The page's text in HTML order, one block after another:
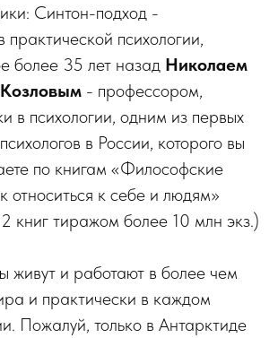
Синтон-подход -
психологии,
более 35 лет назад Николаем
- профессором,
в психологии, одним из первых
в России, которого вы
по книгам «Философские
относиться к себе и людям»
книг тиражом более 10 млн экз.)
живут и работают в более чем
и практически в каждом
Пожалуй, только в Антарктиде